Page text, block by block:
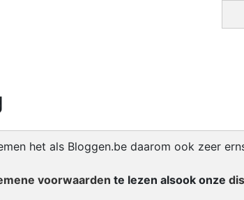
het als Bloggen.be daarom ook zeer
voorwaarden te lezen alsook onze